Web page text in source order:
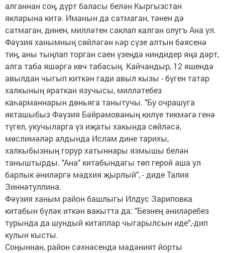
алганнан соң, дүрт баласы белән Кыргызстан
якларына китә. Иманын да сатмаган, тәнен дә
сатмаган, динен, милләтен саклап калган олугъ Ана ул.
Фәүзия ханымның сөйләгән һәр сүзе алтын бәясенә
тиң, аны тыңлап торган саен үзеңдә ниндидер яңа дәрт,
алга таба яшәргә көч табасың. Кайчандыр, 12 яшендә
авылдан чыгып киткән гади авыл кызы - бүген татар
халкының яраткан язучысы, милләтебез
каһарманнарын дөньяга танытучы. "Бу очрашуга
якташыбыз Фәүзия Бәйрәмованың килүе тикмәгә генә
түгел, укучыларга үз иҗаты хакында сөйләсә,
мөслимәләр алдында Ислам дине тарихы,
халкыбызның горур хатыннары язмышы белән
таныштырды. "Ана" китабындагы төп герой аша ул
барлык әниләргә мәдхия җырлый", - диде Талия
Зиннәтуллина.
Фәүзия ханым район башлыгы Илдус Зариповка
китабын бүләк иткән вакытта да: "Безнең әниләребез
турында да шундый китаплар чыгарылсын иде",-дип
кулын кысты.
Соңыннан, район сәхнәсендә мәдәният йорты